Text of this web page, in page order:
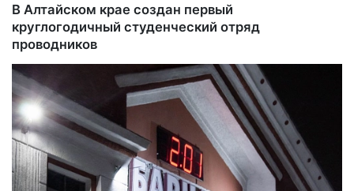
В Алтайском крае создан первый
круглогодичный студенческий отряд
проводников